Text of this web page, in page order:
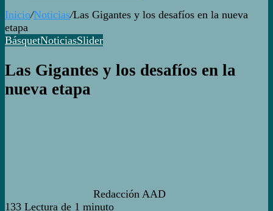
Inicio/Noticias/Las Gigantes y los desafíos en la nueva
etapa
BásquetNoticiasSlider
Las Gigantes y los desafíos en la
nueva etapa
Redacción AAD
133 Lectura de 1 minuto